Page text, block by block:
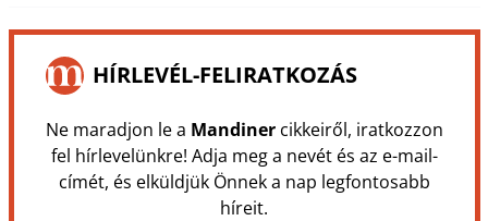
HÍRLEVÉL-FELIRATKOZÁS
Ne maradjon le a Mandinercikkeiről, iratkozzon
fel hírlevelünkre! Adja meg a nevét és az e-mail-
címét, és elküldjük Önnek a nap legfontosabb
híreit.